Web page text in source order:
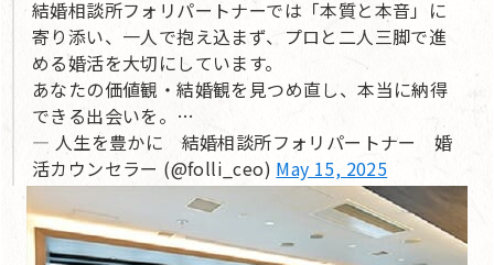
結婚相談所フォリパートナーでは「本質と本音」に
寄り添い、一人で抱え込まず、プロと二人三脚で進
める婚活を大切にしています。
あなたの価値観・結婚観を見つめ直し、本当に納得
できる出会いを。…
— 人生を豊かに 結婚相談所フォリパートナー 婚
活カウンセラー (@folli_ceo) May 15, 2025